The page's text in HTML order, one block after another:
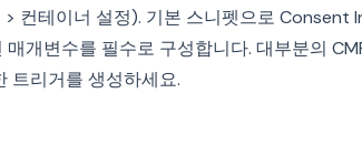
컨테이너 설정). 기본 스니펫으로 Consent
개변수를 필수로 구성합니다. 대부분의
트리거를 생성하세요.